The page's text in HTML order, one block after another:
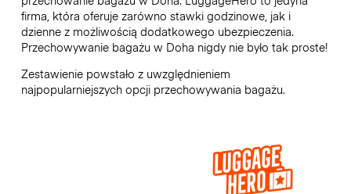
firma, która oferuje zarówno stawki godzinowe, jak i
dzienne z możliwością dodatkowego ubezpieczenia.
Przechowywanie bagażu w Doha nigdy nie było tak proste!
Zestawienie powstało z uwzględnieniem
najpopularniejszych opcji przechowywania bagażu.